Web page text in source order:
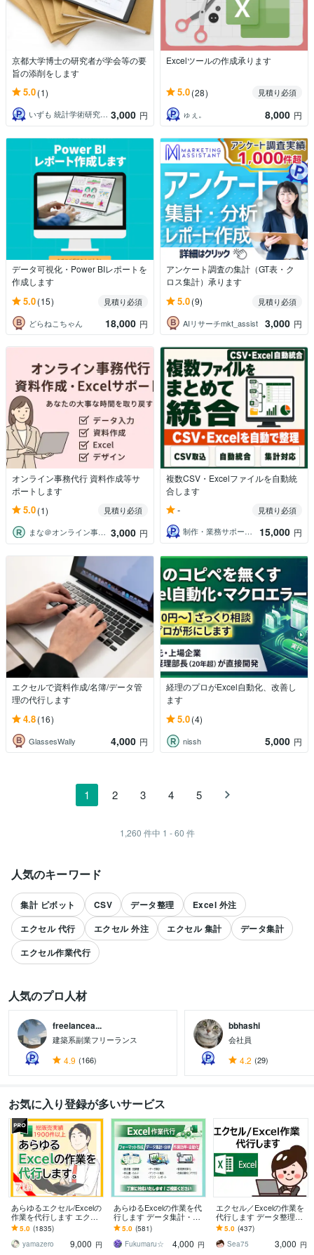
京都大学博士の研究者が学会等の要
旨の添削をします
5.0(1)
いずも 統計学術研究支援室 3,000 円
Excelツールの作成承ります
5.0(28)
見積り必須
ゅぇ。
8,000 円
データ可視化・Power BIレポートを
作成します
5.0(15)
見積り必須
どらねこちゃん
18,000 円
アンケート調査の集計（GT表・ク
ロス集計）承ります
5.0(9)
見積り必須
AIリサーチmkt_assist
3,000 円
オンライン事務代行 資料作成等サ
ポートします
5.0(1)
見積り必須
まな＠オンライン事務代行 3,000 円
複数CSV・Excelファイルを自動統
合します
-
見積り必須
制作・業務サポート YUTO
15,000 円
エクセルで資料作成/名簿/データ管
理の代行します
4.8(16)
GlassesWally 4,000 円
経理のプロがExcel自動化、改善し
ます
5.0(4)
nissh 5,000 円
1 2 3 4 5
1,260 件中 1 - 60 件
人気のキーワード
集計 ピボット CSV データ整理
Excel 外注
エクセル 代行
エクセル 外注 エクセル 集計
データ集計
エクセル作業代行
人気のプロ人材
freelancea...
建築系副業フリーランス
4.9 (166)
bbhashi
会社員
4.2 (29)
お気に入り登録が多いサービス
あらゆるエクセル/Excelの
作業を代行します エクセ
ルの作業が苦手なあなた
に：マクロVBAにも対応
します
5.0 (1835)
yamazero
9,000 円
あらゆるExcelの作業を代
行します データ集計・分
析・グラフを作成いたし
ます！
5.0 (581)
Fukumaru☆
4,000 円
エクセル／Excelの作業を
代行します データ整理、
グラフ化、テンプレート
作成、様式作成等
5.0 (437)
Sea75
3,000 円